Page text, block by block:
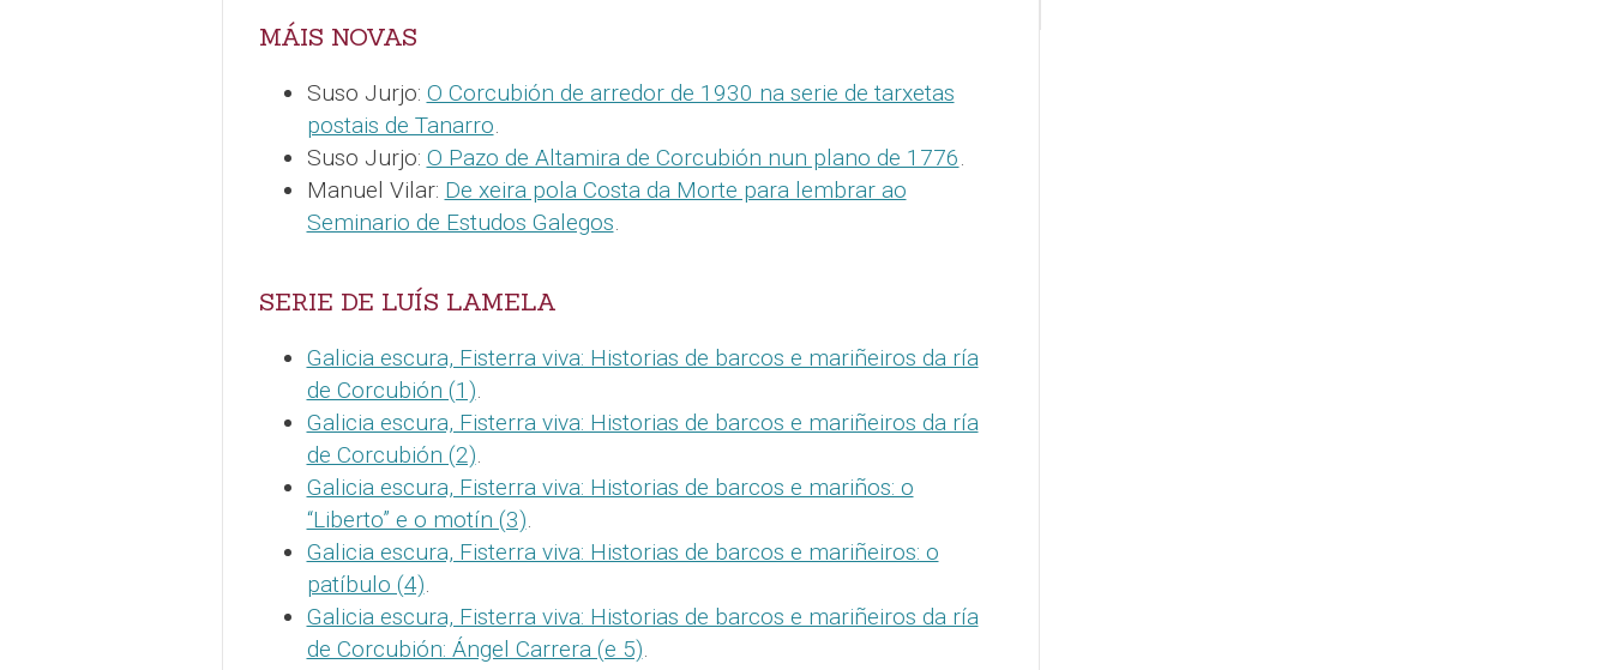
MÁIS NOVAS
Suso Jurjo: O Corcubión de arredor de 1930 na serie de tarxetas
postais de Tanarro.
Suso Jurjo: O Pazo de Altamira de Corcubión nun plano de 1776.
Manuel Vilar: De xeira pola Costa da Morte para lembrar ao
Seminario de Estudos Galegos.
SERIE DE LUÍS LAMELA
Galicia escura, Fisterra viva: Historias de barcos e mariñeiros da ría
de Corcubión (1).
Galicia escura, Fisterra viva: Historias de barcos e mariñeiros da ría
de Corcubión (2).
Galicia escura, Fisterra viva: Historias de barcos e mariños: o
“Liberto” e o motín (3).
Galicia escura, Fisterra viva: Historias de barcos e mariñeiros: o
patíbulo (4).
Galicia escura, Fisterra viva: Historias de barcos e mariñeiros da ría
de Corcubión: Ángel Carrera (e 5).